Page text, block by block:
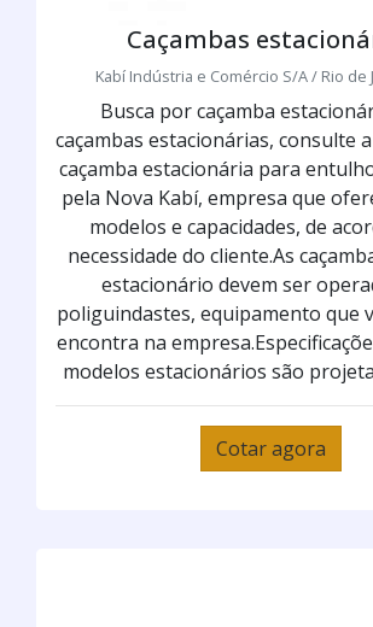
Caçambas
Kabí Indústria e Comércio S/A / Rio de
Busca por caçamba
caçambas estacionárias, consulte
caçamba estacionária para
pela Nova Kabí, empresa que
modelos e capacidades, de
necessidade do cliente.As
estacionário devem ser
poliguindastes, equipamento que
encontra na
modelos estacionários são
Cotar agora